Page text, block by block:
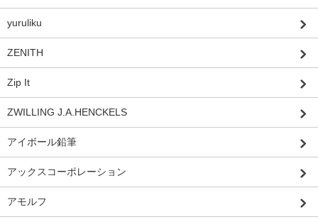
yuruliku
ZENITH
Zip It
ZWILLING J.A.HENCKELS
アイボール鉛筆
アックスコーポレーション
アモルフ